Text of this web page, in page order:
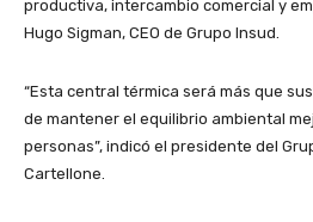
productiva, intercambio comercial y
Hugo Sigman, CEO de Grupo Insud.
“Esta central térmica será más que
de mantener el equilibrio ambiental
personas”, indicó el presidente del
Cartellone.